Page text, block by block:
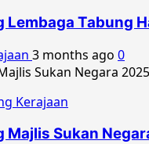
Lembaga Tabung
3 months ago 0
Kerajaan
Majlis Sukan